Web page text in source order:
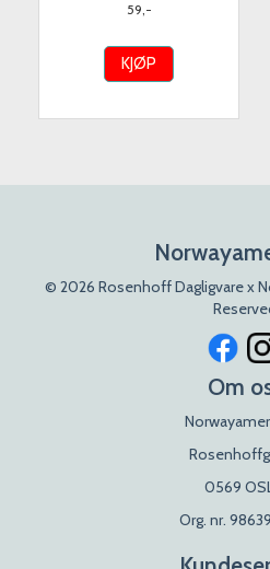
59,-
KJØP
© 2026 Rosenhoff Dagligvare x
Om
0569
Org. nr.